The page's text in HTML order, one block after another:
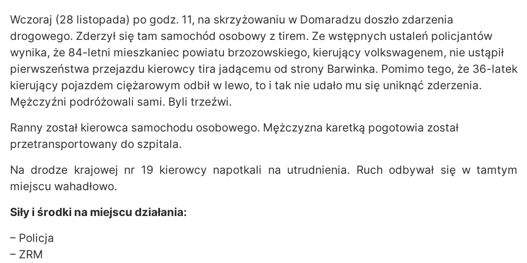
Wczoraj (28 listopada) po godz. 11, na skrzyżowaniu w Domaradzu doszło zdarzenia
drogowego. Zderzył się tam samochód osobowy z tirem. Ze wstępnych ustaleń policjantów
wynika, że 84-letni mieszkaniec powiatu brzozowskiego, kierujący volkswagenem, nie ustąpił
pierwszeństwa przejazdu kierowcy tira jadącemu od strony Barwinka. Pomimo tego, że 36-latek
kierujący pojazdem ciężarowym odbił w lewo, to i tak nie udało mu się uniknąć zderzenia.
Mężczyźni podróżowali sami. Byli trzeźwi.
Ranny został kierowca samochodu osobowego. Mężczyzna karetką pogotowia został
przetransportowany do szpitala.
Na drodze krajowej nr 19 kierowcy napotkali na utrudnienia. Ruch odbywał się w tamtym
miejscu wahadłowo.
Siły i środki na miejscu działania:
– Policja
– ZRM